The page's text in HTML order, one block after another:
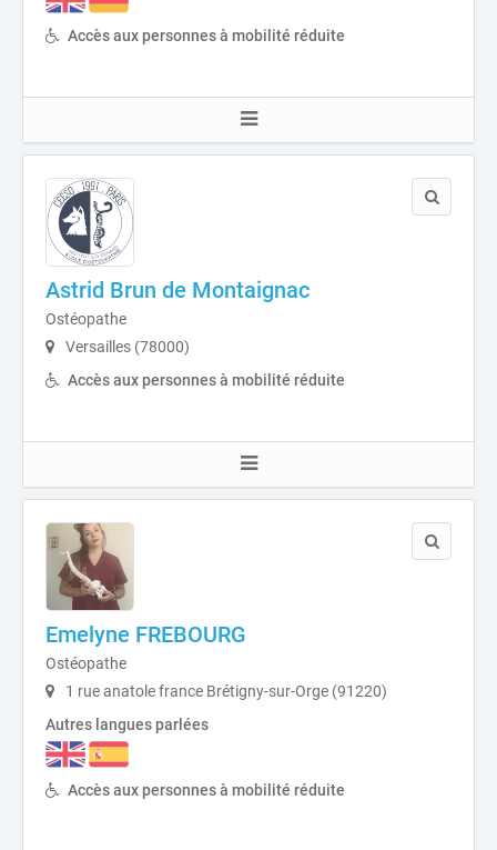
Accès aux personnes à mobilité réduite
Astrid Brun de Montaignac
Ostéopathe
Versailles (78000)
Accès aux personnes à mobilité réduite
Emelyne FREBOURG
Ostéopathe
1 rue anatole france Brétigny-sur-Orge (91220)
Autres langues parlées
Accès aux personnes à mobilité réduite